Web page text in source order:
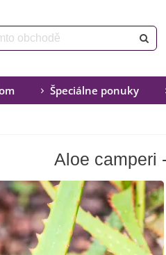
Špeciálne ponuky
Aloe camperi